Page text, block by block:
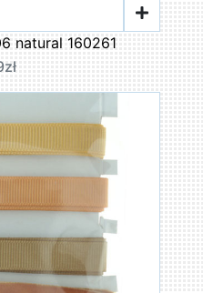
natural 160261